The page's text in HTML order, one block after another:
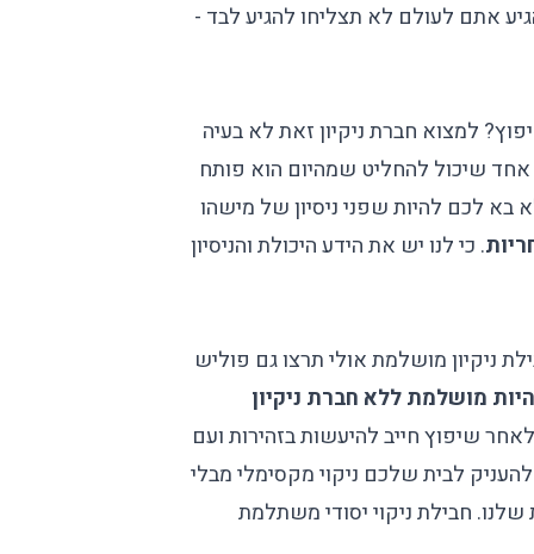
אתם לעולם לא תצליחו להגיע לבד -
? למצוא חברת ניקיוןזאת לא בעיה
שיכול להחליט שמהיום הוא פותח
בא לכם להיות שפני ניסיון של מישהו
. כי לנו יש את הידע היכולת והניסיון
ניקיון מושלמת אולי תרצו גם פוליש
מושלמת ללא חברת ניקיון
לאחר שיפוץ חייב להיעשות בזהירות ועם
לבית שלכם ניקוי מקסימלי מבלי
חבילת ניקוי יסודי משתלמת